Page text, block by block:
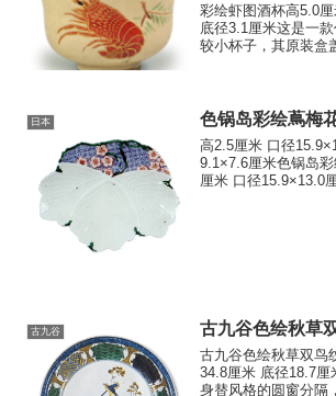
彩绘虾图酒杯高5.0
底径3.1厘米这是一
较小杯子，其原装盒
日本 色锅岛彩绘蔦梅
高2.5厘米 口径
9.1×7.6厘米色锅岛
厘米 口径15.9×13.0
古九谷 古九谷色绘秋草
古九谷色绘秋草双鸟
34.8厘米 底径18.7
身替风格的圆窗分隔